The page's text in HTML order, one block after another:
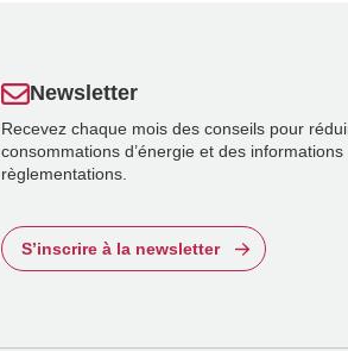
Newsletter
Recevez chaque mois des conseils pour
consommations d’énergie et des informations
règlementations.
S’inscrire à la newsletter